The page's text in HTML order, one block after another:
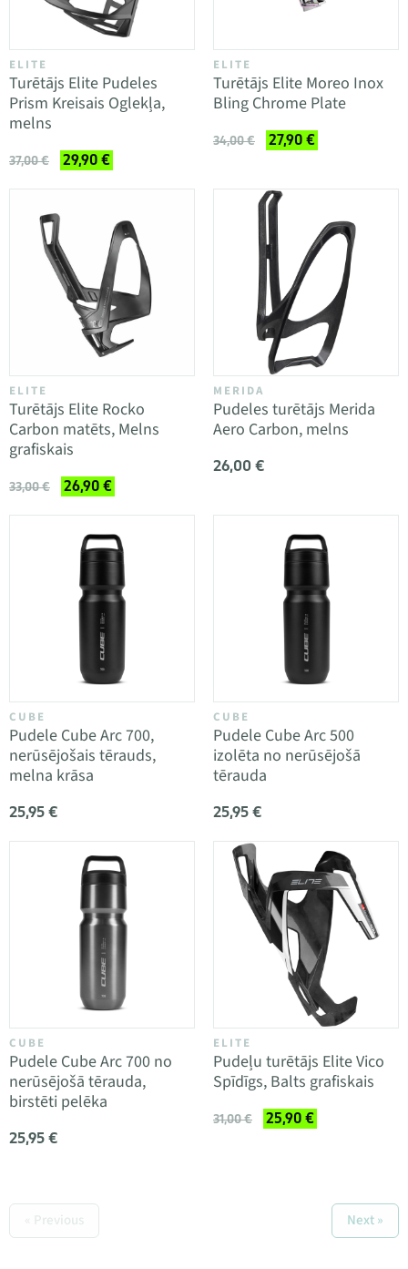
ELITE
Turētājs Elite Pudeles
Prism Kreisais Oglekļa,
melns
37,00 € 29,90 €
ELITE
Turētājs Elite Moreo Inox
Bling Chrome Plate
34,00 € 27,90 €
ELITE
Turētājs Elite Rocko
Carbon matēts, Melns
grafiskais
33,00 € 26,90 €
MERIDA
Pudeles turētājs Merida
Aero Carbon, melns
26,00 €
CUBE
Pudele Cube Arc 700,
nerūsējošais tērauds,
melna krāsa
25,95 €
CUBE
Pudele Cube Arc 500
izolēta no nerūsējošā
tērauda
25,95 €
CUBE
Pudele Cube Arc 700 no
nerūsējošā tērauda,
birstēti pelēka
25,95 €
ELITE
Pudeļu turētājs Elite Vico
Spīdīgs, Balts grafiskais
31,00 € 25,90 €
« Previous Next »